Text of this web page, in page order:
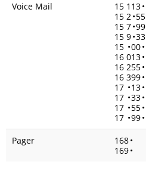
Voice Mail
15 113•
15 2•55
15 7•99
15 9•33
15 •00•
16 013•
16 255•
16 399•
17 •13•
17 •33•
17 •55•
17 •99•
Pager
168•
169•